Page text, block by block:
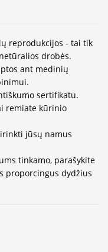
reprodukcijos - tai tik
drobės.
ant medinių
sertifikatu.
remiate kūrinio
jūsų namus
tinkamo, parašykite
proporcingus dydžius